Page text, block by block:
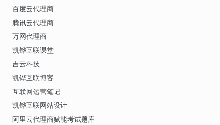
百度云代理商
腾讯云代理商
万网代理商
凯铧互联课堂
吉云科技
凯铧互联博客
互联网运营笔记
凯铧互联网站设计
阿里云代理商赋能考试题库